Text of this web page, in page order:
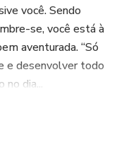
você. Sendo
se, você está à
aventurada. “Só
e desenvolver todo
dia...